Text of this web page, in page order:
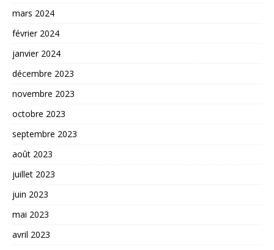
mars 2024
février 2024
janvier 2024
décembre 2023
novembre 2023
octobre 2023
septembre 2023
août 2023
juillet 2023
juin 2023
mai 2023
avril 2023